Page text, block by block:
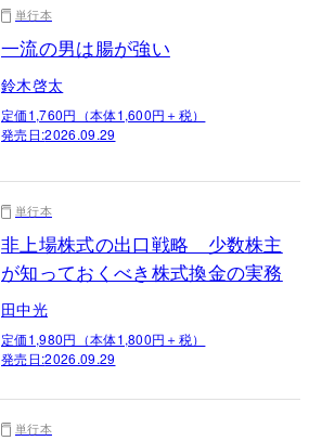
単行本
一流の男は腸が強い
鈴木啓太
定価1,760円（本体1,600円＋税）
発売日:2026.09.29
単行本
非上場株式の出口戦略 少数株主
が知っておくべき株式換金の実務
田中光
定価1,980円（本体1,800円＋税）
発売日:2026.09.29
単行本